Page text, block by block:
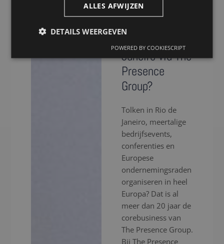
Waarom kiezen
voor een tolk
Janeiro via The
Presence
Group?
Tolken in Rio de
Janeiro, meertalige
bedrijfsevents,
conferenties en
Europese
ondernemingsraden
organiseren in heel
Europa? Dat is al
meer dan 20 jaar de
corebusiness van
The Presence Group.
Bij The Presence
ALLES AFWIJZEN
DETAILS WEERGEVEN
POWERED BY COOKIESCRIPT